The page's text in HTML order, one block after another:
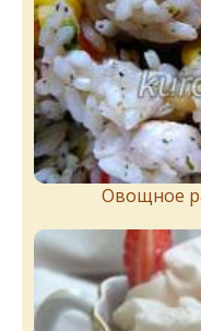
Овощное